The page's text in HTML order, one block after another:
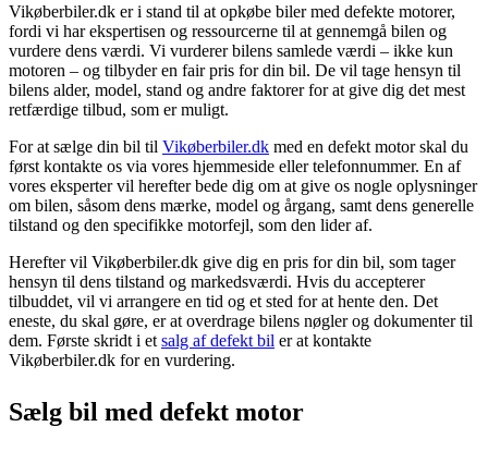
Vikøberbiler.dk er i stand til at opkøbe biler med defekte motorer,
fordi vi har ekspertisen og ressourcerne til at gennemgå bilen og
vurdere dens værdi. Vi vurderer bilens samlede værdi – ikke kun
motoren – og tilbyder en fair pris for din bil. De vil tage hensyn til
bilens alder, model, stand og andre faktorer for at give dig det mest
retfærdige tilbud, som er muligt.
For at sælge din bil til Vikøberbiler.dk med en defekt motor skal du
først kontakte os via vores hjemmeside eller telefonnummer. En af
vores eksperter vil herefter bede dig om at give os nogle oplysninger
om bilen, såsom dens mærke, model og årgang, samt dens generelle
tilstand og den specifikke motorfejl, som den lider af.
Herefter vil Vikøberbiler.dk give dig en pris for din bil, som tager
hensyn til dens tilstand og markedsværdi. Hvis du accepterer
tilbuddet, vil vi arrangere en tid og et sted for at hente den. Det
eneste, du skal gøre, er at overdrage bilens nøgler og dokumenter til
dem. Første skridt i et salg af defekt bil er at kontakte
Vikøberbiler.dk for en vurdering.
Sælg bil med defekt motor